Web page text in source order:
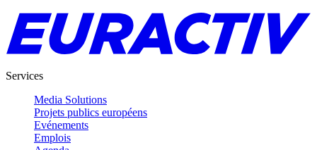
Services
Media Solutions
Projets publics européens
Evénements
Emplois